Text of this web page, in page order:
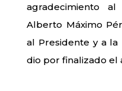
agradecimiento
Alberto Máximo
al Presidente y a la
dio por finalizado el